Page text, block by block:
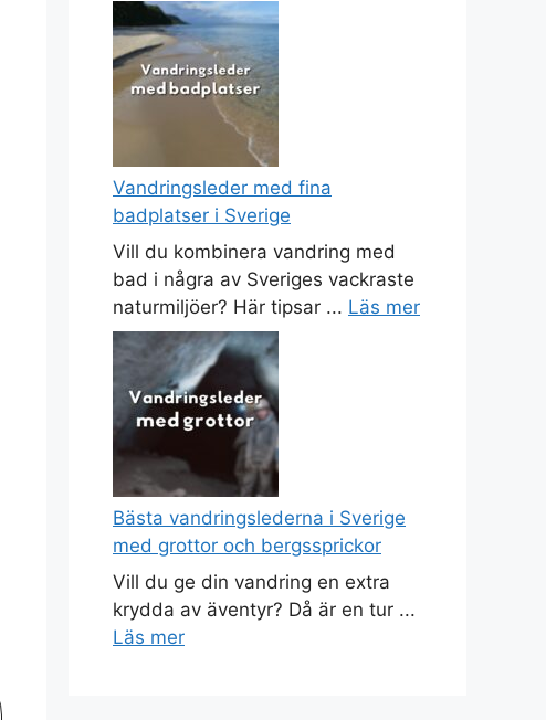
Vandringsleder med fina
badplatser i Sverige
Vill du kombinera vandring med
bad i några av Sveriges vackraste
naturmiljöer? Här tipsar ... Läs mer
Bästa vandringslederna i Sverige
med grottor och bergssprickor
Vill du ge din vandring en extra
krydda av äventyr? Då är en tur ...
Läs mer